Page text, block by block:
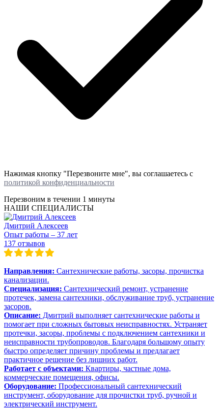
Нажимая кнопку "Перезвоните мне", вы соглашаетесь с
политикой конфиденциальности
Перезвоним в течении 1 минуты
НАШИ СПЕЦИАЛИСТЫ
Дмитрий Алексеев
Опыт работы – 37 лет
137 отзывов
Направления: Сантехнические работы, засоры, прочистка
канализации.
Специализация: Сантехнический ремонт, устранение
протечек, замена сантехники, обслуживание труб, устранение
засоров.
Описание: Дмитрий выполняет сантехнические работы и
помогает при сложных бытовых неисправностях. Устраняет
протечки, засоры, проблемы с подключением сантехники и
неисправности трубопроводов. Благодаря большому опыту
быстро определяет причину проблемы и предлагает
практичное решение без лишних работ.
Работает с объектами: Квартиры, частные дома,
коммерческие помещения, офисы.
Оборудование: Профессиональный сантехнический
инструмент, оборудование для прочистки труб, ручной и
электрический инструмент.